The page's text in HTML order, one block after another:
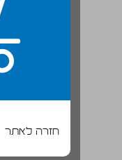
חזרה לאתר